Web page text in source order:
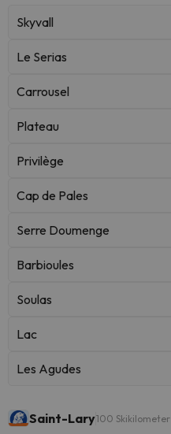
Skyvall
Le Serias
Carrousel
Plateau
Privilège
Cap de Pales
Serre Doumenge
Barbioules
Soulas
Lac
Les Agudes
Saint-Lary100 Skikilometer